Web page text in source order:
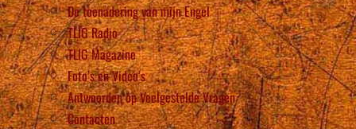
De toenadering van mijn Engel
TLIG Radio
TLIG Magazine
Foto’s en Video’s
Antwoorden op Veelgestelde Vragen
Contacten